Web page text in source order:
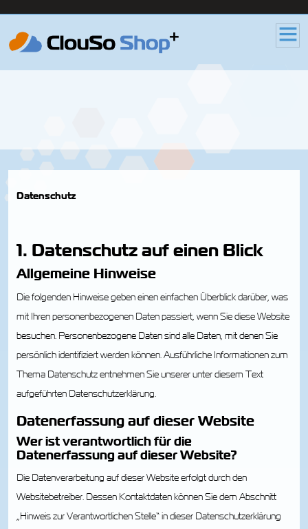
Datenschutz
1. Datenschutz auf einen Blick
Allgemeine Hinweise
Die folgenden Hinweise geben einen einfachen Überblick darüber, was
mit Ihren personenbezogenen Daten passiert, wenn Sie diese Website
besuchen. Personenbezogene Daten sind alle Daten, mit denen Sie
persönlich identifiziert werden können. Ausführliche Informationen zum
Thema Datenschutz entnehmen Sie unserer unter diesem Text
aufgeführten Datenschutzerklärung.
Datenerfassung auf dieser Website
Wer ist verantwortlich für die
Datenerfassung auf dieser Website?
Die Datenverarbeitung auf dieser Website erfolgt durch den
Websitebetreiber. Dessen Kontaktdaten können Sie dem Abschnitt
„Hinweis zur Verantwortlichen Stelle“ in dieser Datenschutzerklärung